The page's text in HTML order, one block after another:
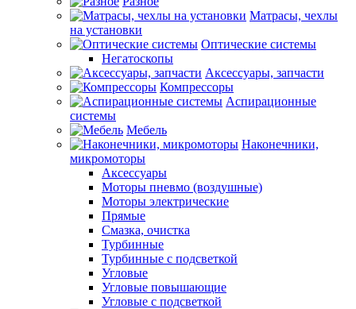
Матрасы, чехлы
на установки
Оптические системы
Негатоскопы
Аксессуары, запчасти
Компрессоры
Аспирационные
системы
Мебель
Наконечники,
микромоторы
Аксессуары
Моторы пневмо (воздушные)
Моторы электрические
Прямые
Смазка, очистка
Турбинные
Турбинные с подсветкой
Угловые
Угловые повышающие
Угловые с подсветкой